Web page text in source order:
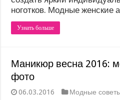
ноготков. Модные женские
Узнать больше
Маникюр весна 2016:
фото
06.03.2016 Модные